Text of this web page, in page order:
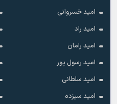
امید خسروانی
امید راد
امید رامان
امید رسول پور
امید سلطانی
امید سیزده